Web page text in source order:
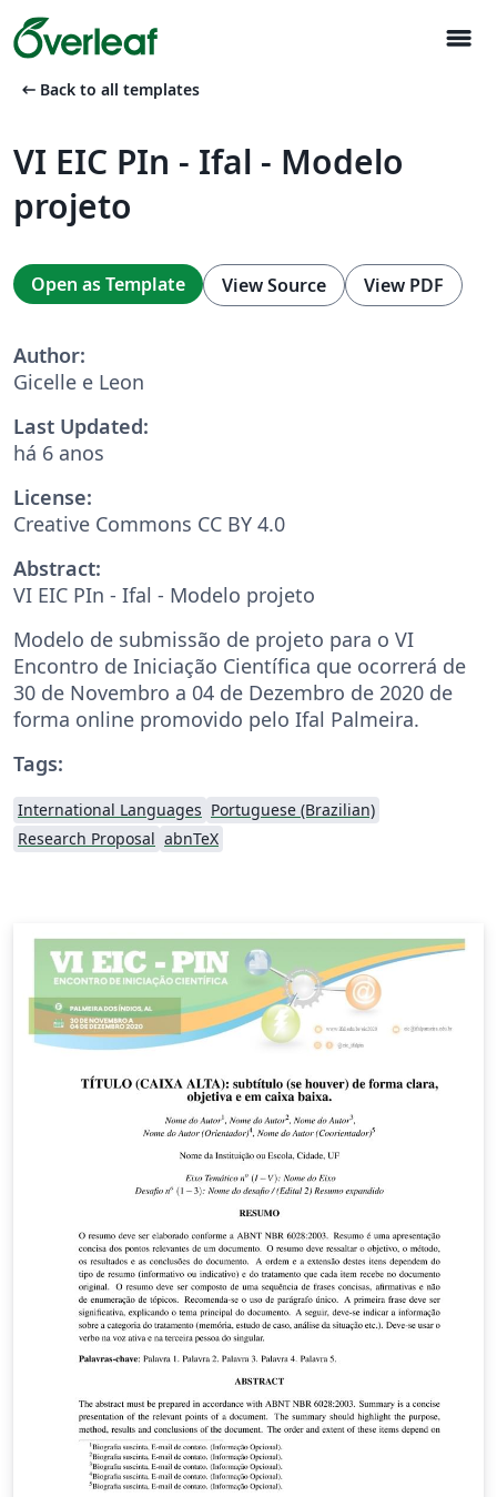
menu
arrow_left_alt Back to all templates
VI EIC PIn - Ifal - Modelo
projeto
Open as Template View Source View PDF
Author:
Gicelle e Leon
Last Updated:
há 6 anos
License:
Creative Commons CC BY 4.0
Abstract:
VI EIC PIn - Ifal - Modelo projeto
Modelo de submissão de projeto para o VI
Encontro de Iniciação Científica que ocorrerá de
30 de Novembro a 04 de Dezembro de 2020 de
forma online promovido pelo Ifal Palmeira.
Tags:
International Languages Portuguese (Brazilian)
Research Proposal abnTeX